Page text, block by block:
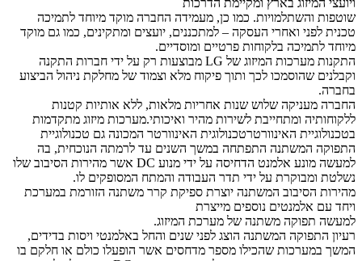
ויועצי המיזוג בארץ ומקיימת הדרכות
שוטפות והשתלמויות. כמו כן, מעמידה החברה מוקד מיוחד לתמיכה
טכנית לפני ואחרי העסקה – למתכננים, יועצים ומתקינים, כמו גם מוקד
מיוחד לתמיכה בלקוחות פרטיים ומוסדיים.
התקנות מערכות המיזוג של LG מבוצעות רק על ידי חברות התקנה
וקבלנים שהוסמכו לכך ותוך פיקוח מלא וצמוד של מחלקת ניהול הביצוע
בחברה.
החברה מעניקה שלוש שנות אחריות מלאות, ללא אותיות קטנות
ללקוחותיה ומתחייבת לשירות מהיר ואיכותי.מערכות מיזוג מתקדמות
בטכנולוגיית האינוורטרטכנולוגית האינוורטר המכונה גם טכנולוגיית
התפוקה המשתנה התפתחה במשך השנים עד לרמתה הנוכחית, בה
למעשה מונע אלמנט הדחיסה על ידי מנוע DC אשר מהירות הסיבוב שלו
נשלטת ומבוקרת על ידי תדר העבודה והמתח המסופקים לו.
מהירות הסיבוב המשתנה יוצרת ספיקת קרר משתנה הזורמת במערכת
ויחד עם אלמנטים נוספים מייצרת
למעשה תפוקה משתנה של מערכת המיזוג.
רעיון התפוקה המשתנה הוצג לפני שנים והחל באלמנטי ויסות בדידים,
המשך במערכות שהכילו מספר מדחסים אשר הופעלו כולם או חלקם בו